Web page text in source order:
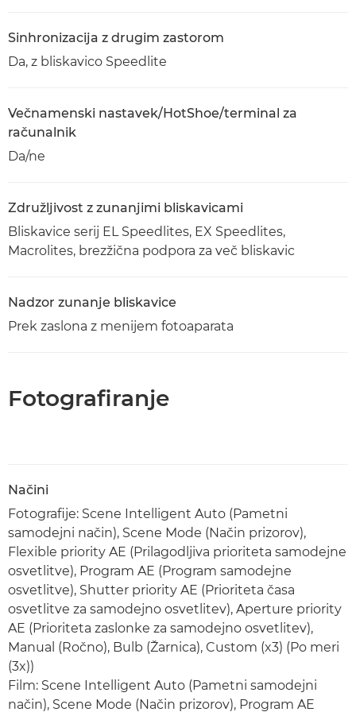
Sinhronizacija z drugim zastorom
Da, z bliskavico Speedlite
Večnamenski nastavek/HotShoe/terminal za
računalnik
Da/ne
Združljivost z zunanjimi bliskavicami
Bliskavice serij EL Speedlites, EX Speedlites,
Macrolites, brezžična podpora za več bliskavic
Nadzor zunanje bliskavice
Prek zaslona z menijem fotoaparata
Fotografiranje
Načini
Fotografije: Scene Intelligent Auto (Pametni
samodejni način), Scene Mode (Način prizorov),
Flexible priority AE (Prilagodljiva prioriteta samodejne
osvetlitve), Program AE (Program samodejne
osvetlitve), Shutter priority AE (Prioriteta časa
osvetlitve za samodejno osvetlitev), Aperture priority
AE (Prioriteta zaslonke za samodejno osvetlitev),
Manual (Ročno), Bulb (Žarnica), Custom (x3) (Po meri
(3x))
Film: Scene Intelligent Auto (Pametni samodejni
način), Scene Mode (Način prizorov), Program AE